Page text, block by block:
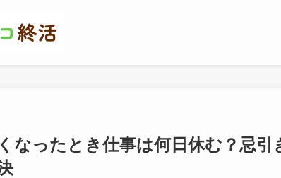
なったとき仕事は何日休む？忌引